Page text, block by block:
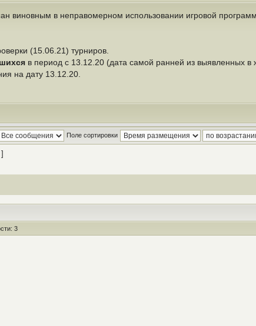
виновным в неправомерном использовании игровой
(15.06.21) турниров.
в период с 13.12.20 (дата самой ранней из выявленных в
на дату 13.12.20.
Поле сортировки
3